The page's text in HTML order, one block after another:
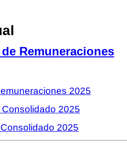
Remuneraciones
2025
2025
2025